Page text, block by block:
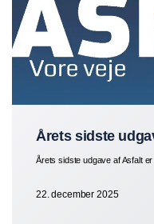
Årets sidste
Årets sidste udgave af Asfalt
22. december 2025